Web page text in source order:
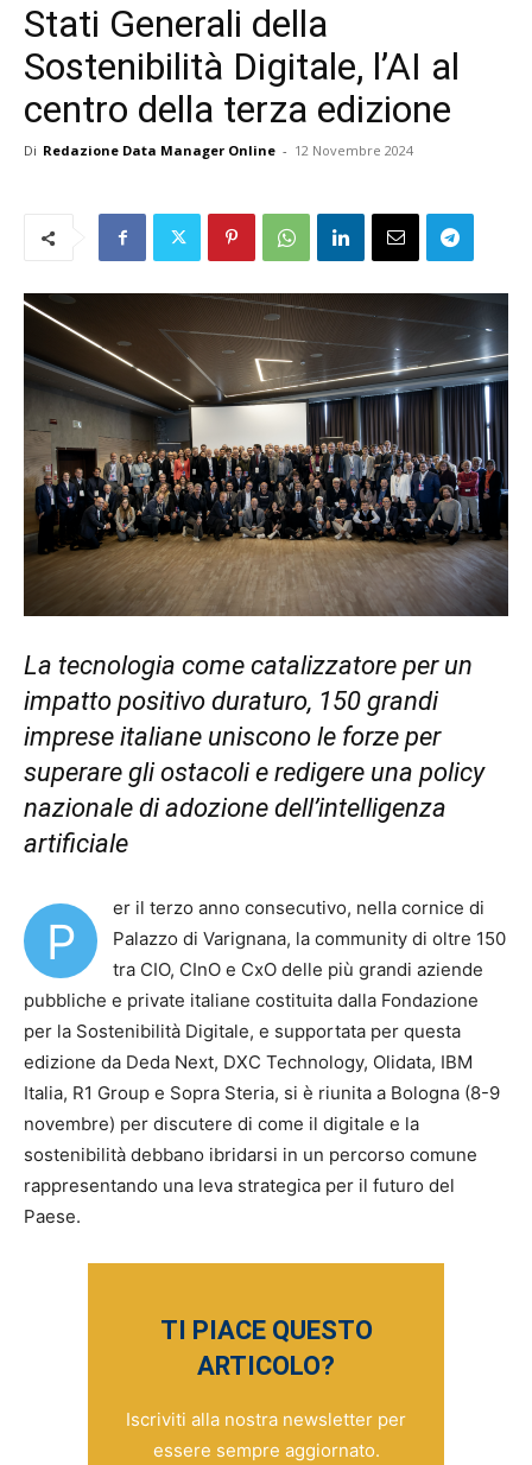
Stati Generali della
Sostenibilità Digitale, l’AI al
centro della terza edizione
Di Redazione Data Manager Online - 12 Novembre 2024
La tecnologia come catalizzatore per un
impatto positivo duraturo, 150 grandi
imprese italiane uniscono le forze per
superare gli ostacoli e redigere una policy
nazionale di adozione dell’intelligenza
artificiale
P
er il terzo anno consecutivo, nella cornice di
Palazzo di Varignana, la community di oltre 150
tra CIO, CInO e CxO delle più grandi aziende
pubbliche e private italiane costituita dalla Fondazione
per la Sostenibilità Digitale, e supportata per questa
edizione da Deda Next, DXC Technology, Olidata, IBM
Italia, R1 Group e Sopra Steria, si è riunita a Bologna (8-9
novembre) per discutere di come il digitale e la
sostenibilità debbano ibridarsi in un percorso comune
rappresentando una leva strategica per il futuro del
Paese.
TI PIACE QUESTO
ARTICOLO?
Iscriviti alla nostra newsletter per
essere sempre aggiornato.